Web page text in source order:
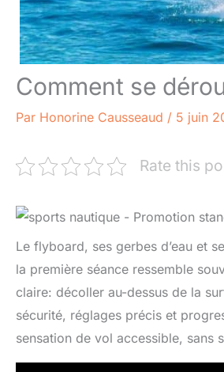
Comment se
Par Honorine Causseaud / 5 juin
Rate this
Le flyboard, ses gerbes d’eau et
la première séance ressemble
claire: décoller au-dessus de la
sécurité, réglages précis et
sensation de vol accessible, sans